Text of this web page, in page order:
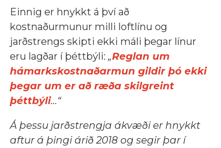
Einnig er hnykkt á því að
kostnaðurmunur milli loftlínu og
jarðstrengs skipti ekki máli þegar línur
eru lagðar í þéttbýli: „Reglan um
hámarkskostnaðarmun gildir þó ekki
þegar um er að ræða skilgreint
þéttbýli…“
Á þessu jarðstrengja ákvæði er hnykkt
aftur á þingi árið 2018 og segir þar í